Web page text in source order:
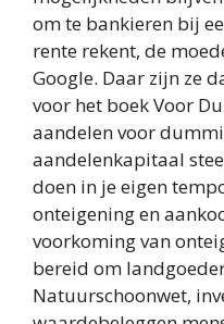
om te bankieren bij
rente rekent, de
Google. Daar zijn ze
voor het boek Voor
aandelen voor
aandelenkapitaal
doen in je eigen
onteigening en
voorkoming van
bereid om
Natuurschoonwet,